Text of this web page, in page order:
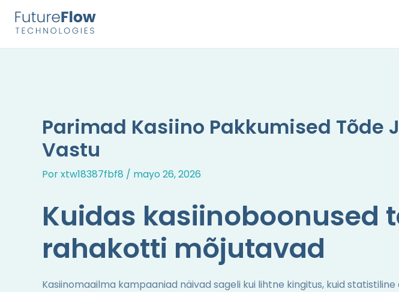
contenido
Parimad Kasiino Pakkumised
Vastu
Porxtw18387fbf8 / mayo 26, 2026
Kuidas kasiinoboonused
rahakotti mõjutavad
Kasiinomaailma kampaaniad näivad sageli kui lihtne kingitus, kuid
de
entradas